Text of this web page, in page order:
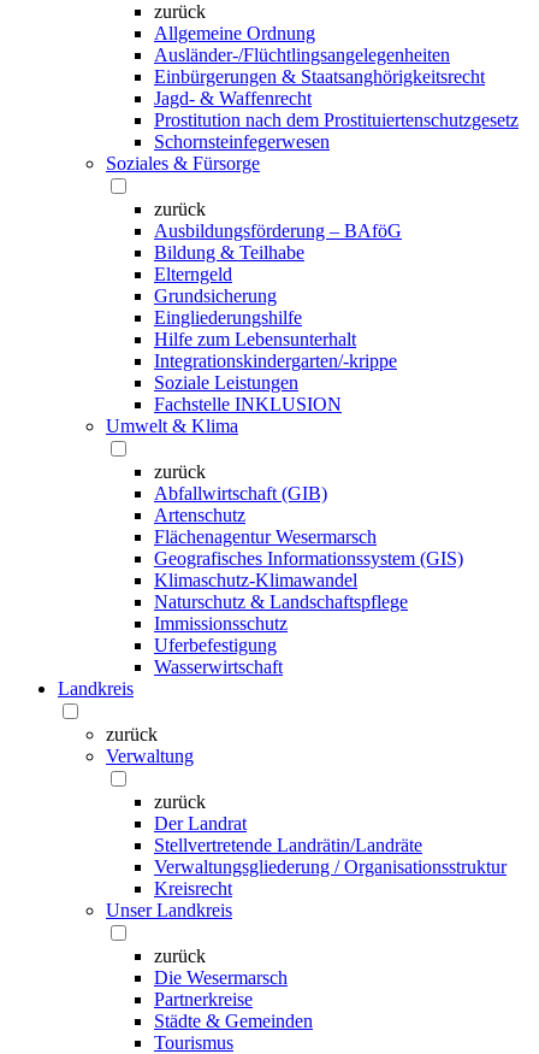
zurück
Allgemeine Ordnung
Ausländer-/Flüchtlingsangelegenheiten
Einbürgerungen & Staatsanghörigkeitsrecht
Jagd- & Waffenrecht
Prostitution nach dem Prostituiertenschutzgesetz
Schornsteinfegerwesen
Soziales & Fürsorge
zurück
Ausbildungsförderung – BAföG
Bildung & Teilhabe
Elterngeld
Grundsicherung
Eingliederungshilfe
Hilfe zum Lebensunterhalt
Integrationskindergarten/-krippe
Soziale Leistungen
Fachstelle INKLUSION
Umwelt & Klima
zurück
Abfallwirtschaft (GIB)
Artenschutz
Flächenagentur Wesermarsch
Geografisches Informationssystem (GIS)
Klimaschutz-Klimawandel
Naturschutz & Landschaftspflege
Immissionsschutz
Uferbefestigung
Wasserwirtschaft
Landkreis
zurück
Verwaltung
zurück
Der Landrat
Stellvertretende Landrätin/Landräte
Verwaltungsgliederung / Organisationsstruktur
Kreisrecht
Unser Landkreis
zurück
Die Wesermarsch
Partnerkreise
Städte & Gemeinden
Tourismus